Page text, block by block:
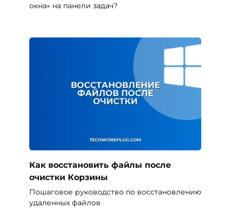
окна» на панели задач?
Как восстановить файлы после
очистки Корзины
Пошаговое руководство по восстановлению
удаленных файлов